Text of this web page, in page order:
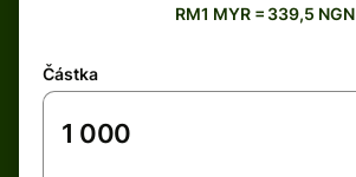
RM1 MYR = 339,5 NGN
Částka